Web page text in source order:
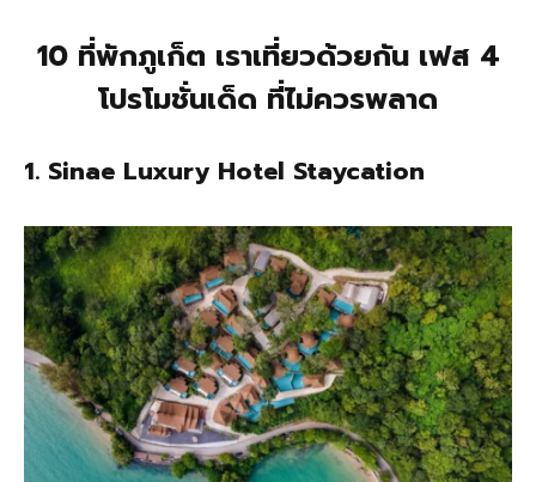
10 ที่พักภูเก็ต เราเที่ยวด้วยกัน เฟส 4
โปรโมชั่นเด็ด ที่ไม่ควรพลาด
1. Sinae Luxury Hotel Staycation